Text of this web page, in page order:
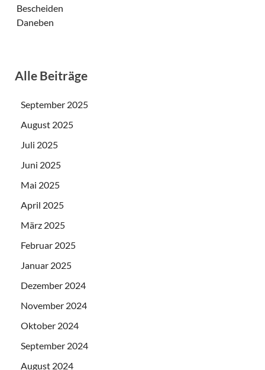
Bescheiden
Daneben
Alle Beiträge
September 2025
August 2025
Juli 2025
Juni 2025
Mai 2025
April 2025
März 2025
Februar 2025
Januar 2025
Dezember 2024
November 2024
Oktober 2024
September 2024
August 2024